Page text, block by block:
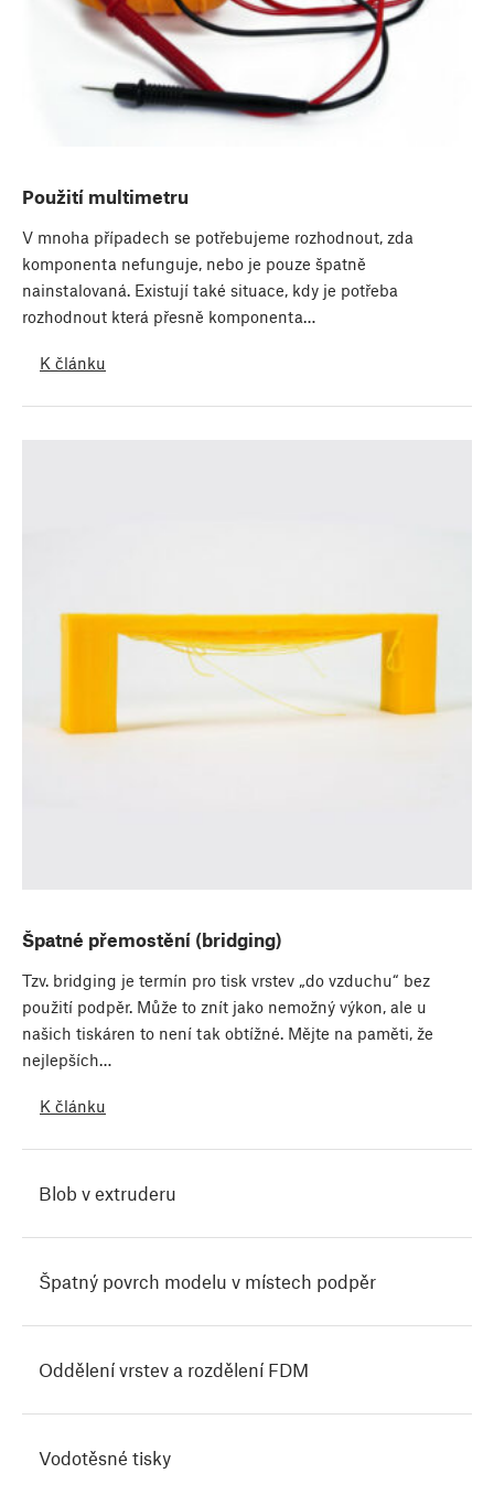
Použití multimetru
V mnoha případech se potřebujeme rozhodnout, zda
komponenta nefunguje, nebo je pouze špatně
nainstalovaná. Existují také situace, kdy je potřeba
rozhodnout která přesně komponenta…
K článku
Špatné přemostění (bridging)
Tzv. bridging je termín pro tisk vrstev „do vzduchu“ bez
použití podpěr. Může to znít jako nemožný výkon, ale u
našich tiskáren to není tak obtížné. Mějte na paměti, že
nejlepších…
K článku
Blob v extruderu
Špatný povrch modelu v místech podpěr
Oddělení vrstev a rozdělení FDM
Vodotěsné tisky